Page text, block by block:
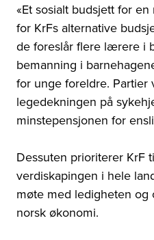
«Et sosialt budsjett for
for KrFs alternative
de foreslår flere lærere i
bemanning i
for unge foreldre. Partier
legedekningen på
minstepensjonen for
Dessuten prioriterer KrF
verdiskapingen i hele
møte med ledigheten og
norsk økonomi.